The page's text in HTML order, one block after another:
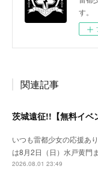
す。
関連記事
いつも雷都少女の応援あ
は8月2日（日）水戸黄門
2026.08.01 23:49